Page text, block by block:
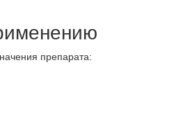
препарата: